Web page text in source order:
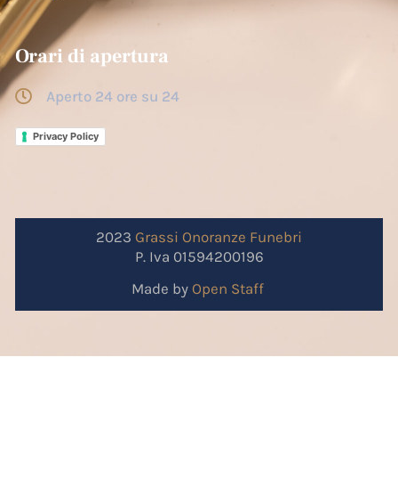
Orari di apertura
Aperto 24 ore su 24
Privacy Policy
2023 Grassi Onoranze Funebri
P. Iva 01594200196
Made by Open Staff